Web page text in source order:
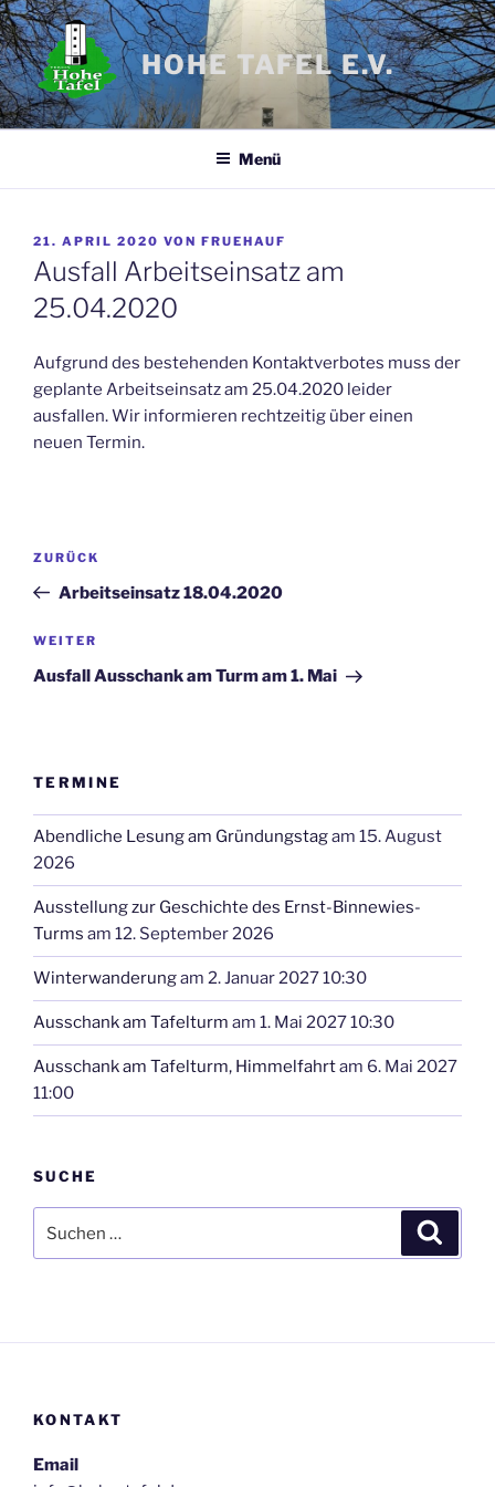
Zum
Inhalt
springen
HOHE TAFEL E.V.
Menü
VERÖFFENTLICHT
AM
21. APRIL 2020 VON FRUEHAUF
Ausfall Arbeitseinsatz am
25.04.2020
Aufgrund des bestehenden Kontaktverbotes muss der
geplante Arbeitseinsatz am 25.04.2020 leider
ausfallen. Wir informieren rechtzeitig über einen
neuen Termin.
Beitragsnavigation
Vorheriger
Beitrag
ZURÜCK
Arbeitseinsatz 18.04.2020
Nächster
Beitrag
WEITER
Ausfall Ausschank am Turm am 1. Mai
TERMINE
Abendliche Lesung am Gründungstagam 15. August
2026
Ausstellung zur Geschichte des Ernst-Binnewies-
Turms am 12. September 2026
Winterwanderungam 2. Januar 2027 10:30
Ausschank am Tafelturm am 1. Mai 2027 10:30
Ausschank am Tafelturm, Himmelfahrtam 6. Mai 2027
11:00
SUCHE
nach:
KONTAKT
Email